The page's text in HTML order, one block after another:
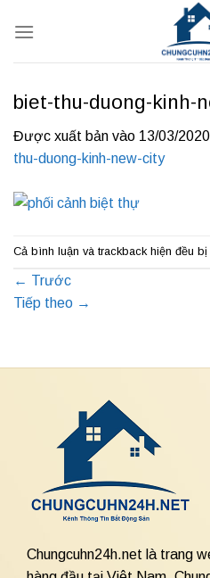
qua
biet-thu-duong-kinh-
Được xuất bản vào 13/03/2020
thu-duong-kinh-new-city
Cả bình luận và trackback hiện đều bị
← Trước
Tiếp theo →
Chungcuhn24h.net là trang